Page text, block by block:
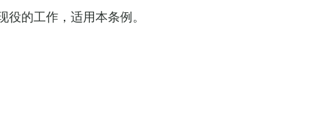
的工作，适用本条例。